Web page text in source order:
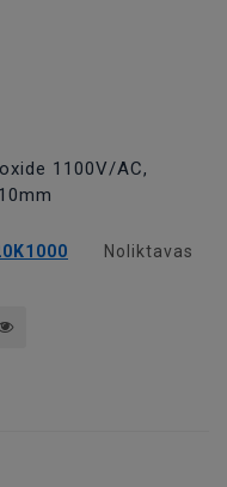
1100V/AC,
Noliktavas